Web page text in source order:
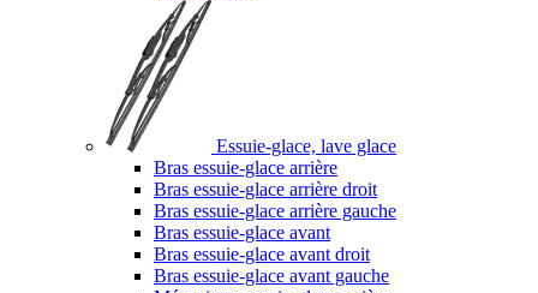
Essuie-glace, lave glace
Bras essuie-glace arrière
Bras essuie-glace arrière droit
Bras essuie-glace arrière gauche
Bras essuie-glace avant
Bras essuie-glace avant droit
Bras essuie-glace avant gauche